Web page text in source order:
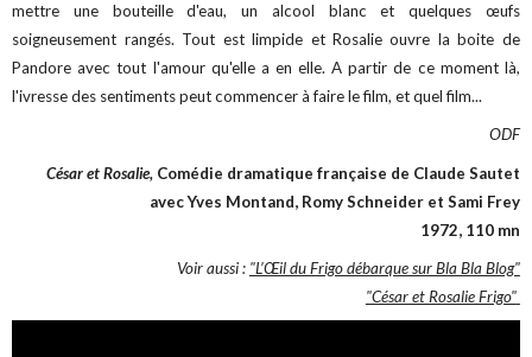
mettre une bouteille d'eau, un alcool blanc et quelques œufs
soigneusement rangés. Tout est limpide et Rosalie ouvre la boite de
Pandore avec tout l'amour qu'elle a en elle. A partir de ce moment là,
l'ivresse des sentiments peut commencer à faire le film, et quel film...
ODF
César et Rosalie, Comédie dramatique française de Claude Sautet
avec Yves Montand, Romy Schneider et Sami Frey
1972, 110 mn
Voir aussi : "L’‎Œil du Frigo débarque sur Bla Bla Blog"
"César et Rosalie Frigo"